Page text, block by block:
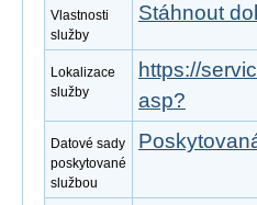
Vlastnosti
služby
Stáhnout
Lokalizace
služby
https://
asp?
Datové sady
poskytované
službou